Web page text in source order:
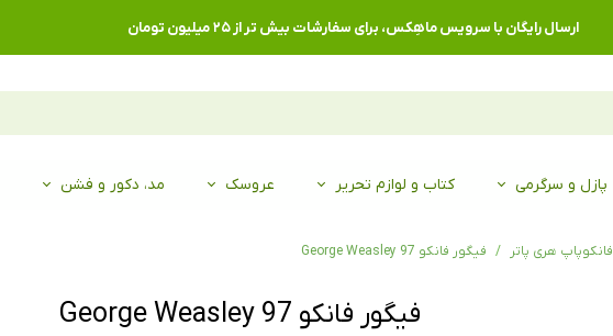
ارسال رایگان با سرویس ماهِکس، برای سفارشات بیش تر از ۲۵ میلیون تومان
پازل و سرگرمی کتاب و لوازم تحریر عروسک مد، دکور و فشن
فانکوپاپ هری پاتر فیگور فانکو George Weasley 97
فیگور فانکو George Weasley 97